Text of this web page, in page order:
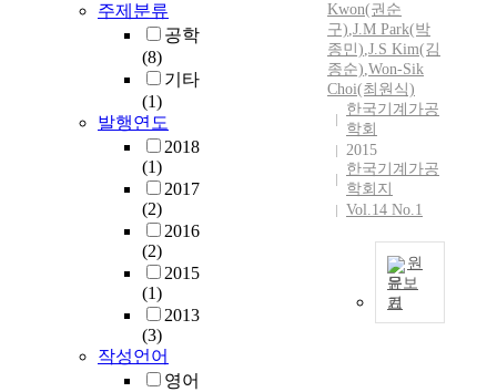
주제분류
공학
(8)
기타
(1)
발행연도
2018
(1)
2017
(2)
2016
(2)
2015
(1)
2013
(3)
작성언어
영어
Kwon(권순
구),J.M Park(박
종민),J.S Kim(김
종순),Won-Sik
Choi(최원식)
한국기계가공
학회
2015
한국기계가공
학회지
Vol.14 No.1
원
문보
기